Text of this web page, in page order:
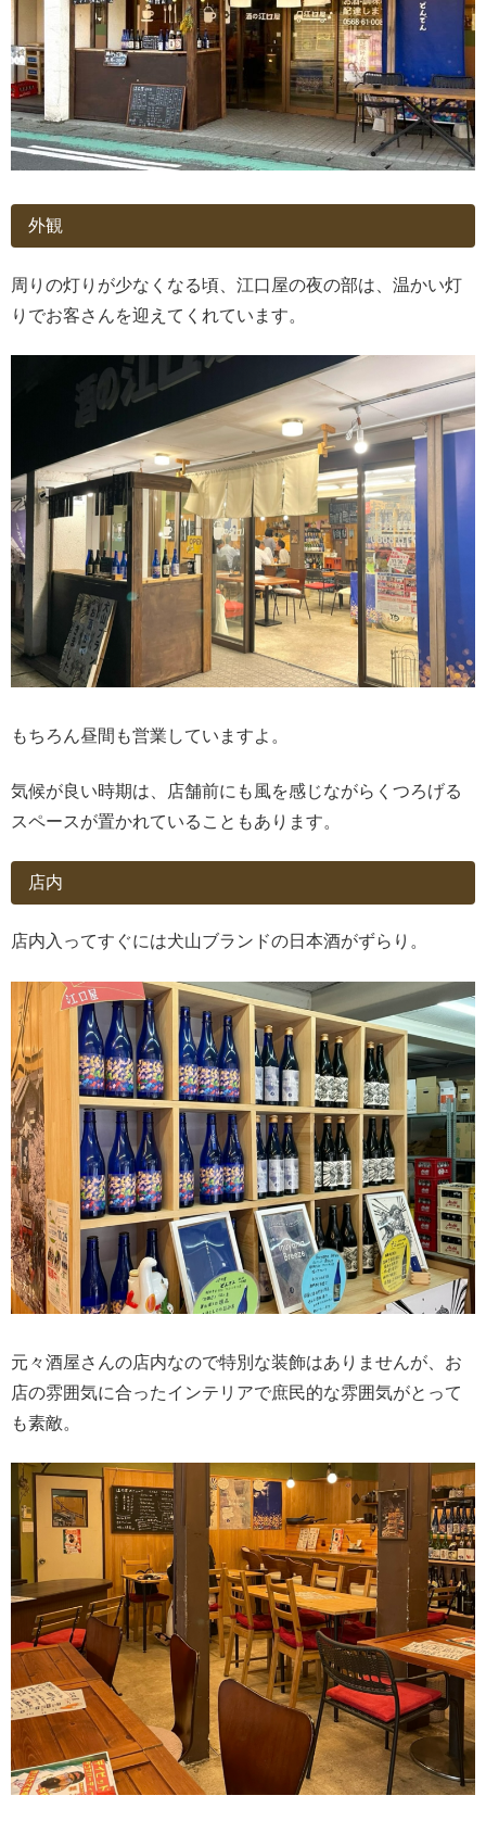
外観
周りの灯りが少なくなる頃、江口屋の夜の部は、温かい灯
りでお客さんを迎えてくれています。
もちろん昼間も営業していますよ。
気候が良い時期は、店舗前にも風を感じながらくつろげる
スペースが置かれていることもあります。
店内
店内入ってすぐには犬山ブランドの日本酒がずらり。
元々酒屋さんの店内なので特別な装飾はありませんが、お
店の雰囲気に合ったインテリアで庶民的な雰囲気がとって
も素敵。